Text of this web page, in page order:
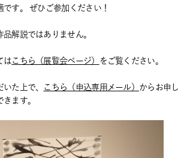
す。 ぜひご参加ください！
解説ではありません。
はこちら（展覧会ページ） をご覧ください。
た上で、 こちら（申込専用メール） からお申し
ます。